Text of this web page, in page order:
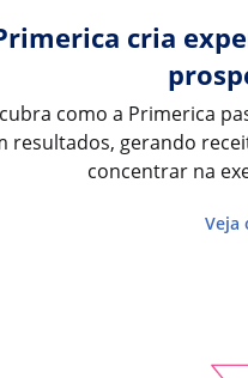
cria
como a Primerica
resultados, gerando
concentrar na
Veja